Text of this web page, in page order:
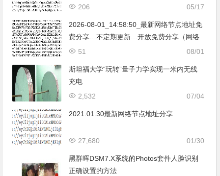
免费节点香港|日本|韩国|新加坡|台湾|马来西
05/17
206
2026-08-01_14:58:50_最新网络节点地址免
费分享…不定期更新…开放免费分享（网络
免费节点香港|日本|韩国|新加坡|台湾|马来西
08/01
51
斯坦福大学“玩转”量子力学实现一米内无线
充电
07/04
2,532
2021.01.30最新网络节点地址分享
01/30
27,680
黑群晖DSM7.X系统的Photos套件人脸识别
正确设置的方法